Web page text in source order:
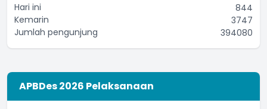
Hari ini
844
Kemarin
3747
Jumlah pengunjung
394080
APBDes 2026 Pelaksanaan